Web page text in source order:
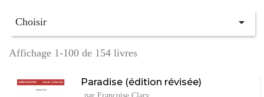
Choisir 
Affichage 1-100 de 154 livres
Paradise (édition révisée)